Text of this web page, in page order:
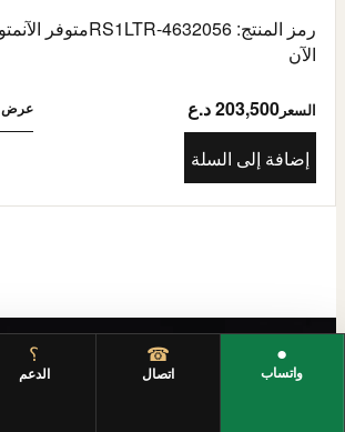
●
واتساب
☎
اتصال
؟
الدعم
رمز المنتج: RS1LTR-4632056 متوفر الآن
الآن
السعر 203,500 د.ع عرض
إضافة إلى السلة